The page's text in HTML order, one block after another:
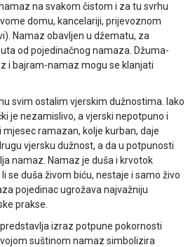
na svakom čistom i za tu svrhu
domu, kancelariji, prijevoznom
Namaz obavljen u džematu, za
od pojedinačnog namaza. Džuma-
i bajram-namaz mogu se klanjati
svim ostalim vjerskim dužnostima. Iako
je nezamislivo, a vjerski nepotpuno i
ramazan, kolje kurban, daje
vjersku dužnost, a da u potpunosti
namaz. Namaz je duša i krvotok
se duša živom biću, nestaje i samo živo
pojedinac ugrožava najvažniju
prakse.
izraz potpune pokornosti
suštinom namaz simbolizira